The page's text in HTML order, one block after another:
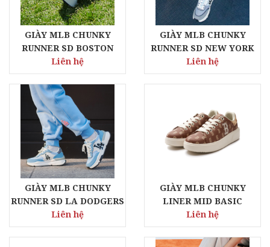
GIÀY MLB CHUNKY
RUNNER SD BOSTON
REDSOX
Liên hệ
GIÀY MLB CHUNKY
RUNNER SD NEW YORK
YANKEES
Liên hệ
GIÀY MLB CHUNKY
RUNNER SD LA DODGERS
Liên hệ
GIÀY MLB CHUNKY
LINER MID BASIC
BOSTON REDSOX
Liên hệ